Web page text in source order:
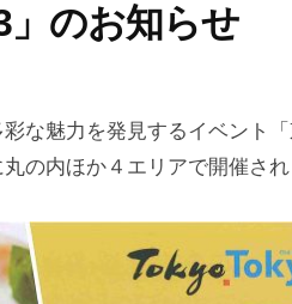
」のお知らせ
な魅力を発見するイベント
の内ほか４エリアで開催され